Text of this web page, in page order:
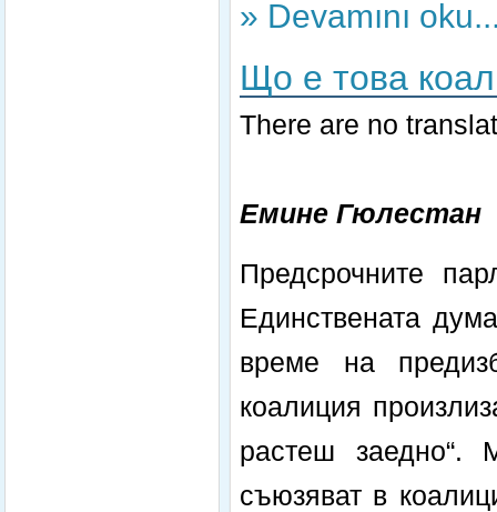
» Devamını
Що е това
There are no
Емине Гюлестан
Предсрочните
Единствената
време на
коалиция
растеш заедно“.
съюзяват в